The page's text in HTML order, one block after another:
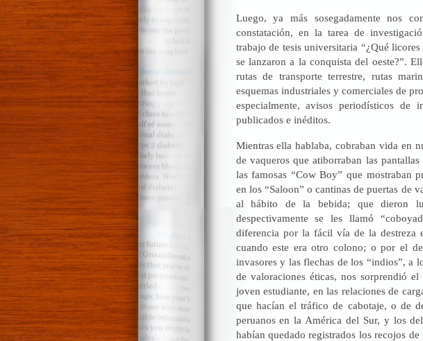
Luego, ya más sosegadamente nos
constatación, en la tarea de
trabajo de tesis universitaria “¿Qué
se lanzaron a la conquista del oeste?”.
rutas de transporte terrestre, rutas
esquemas industriales y comerciales de
especialmente, avisos periodísticos
publicados e inéditos.
Mientras ella hablaba, cobraban vida en
de vaqueros que atiborraban las
las famosas “Cow Boy” que mostraban
en los “Saloon” o cantinas de puertas de
al hábito de la bebida; que dieron
despectivamente se les llamó
diferencia por la fácil vía de la destreza
cuando este era otro colono; o por el
invasores y las flechas de los “indios”, a
de valoraciones éticas, nos sorprendió
joven estudiante, en las relaciones de
que hacían el tráfico de cabotaje, o de
peruanos en la América del Sur, y los
habían quedado registrados los recojos